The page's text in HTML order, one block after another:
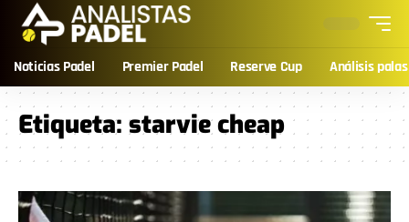
Noticias Padel Premier Padel Reserve Cup Análisis palas
Etiqueta: starvie cheap